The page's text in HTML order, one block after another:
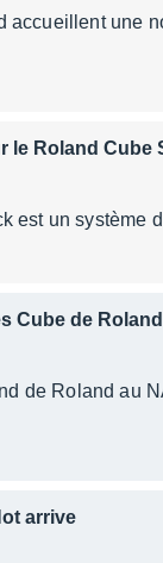
accueillent une
le Roland Cube
est un système
Cube de
de Roland au
arrive